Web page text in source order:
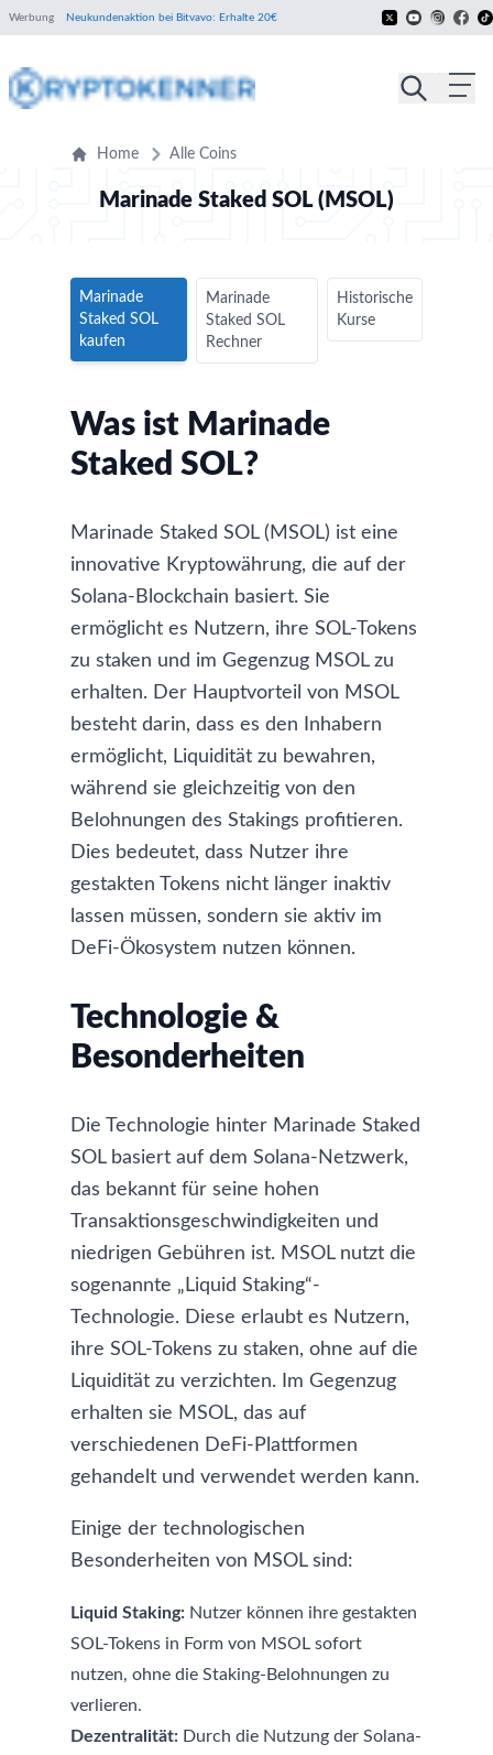
Werbung Neukundenaktion bei Bitvavo: Erhalte 20€
Home Alle Coins
Marinade Staked SOL (MSOL)
Marinade
Staked SOL
kaufen
Marinade
Staked SOL
Rechner
Historische
Kurse
Was ist Marinade
Staked SOL?
Marinade Staked SOL (MSOL) ist eine
innovative Kryptowährung, die auf der
Solana-Blockchain basiert. Sie
ermöglicht es Nutzern, ihre SOL-Tokens
zu staken und im Gegenzug MSOL zu
erhalten. Der Hauptvorteil von MSOL
besteht darin, dass es den Inhabern
ermöglicht, Liquidität zu bewahren,
während sie gleichzeitig von den
Belohnungen des Stakings profitieren.
Dies bedeutet, dass Nutzer ihre
gestakten Tokens nicht länger inaktiv
lassen müssen, sondern sie aktiv im
DeFi-Ökosystem nutzen können.
Technologie &
Besonderheiten
Die Technologie hinter Marinade Staked
SOL basiert auf dem Solana-Netzwerk,
das bekannt für seine hohen
Transaktionsgeschwindigkeiten und
niedrigen Gebühren ist. MSOL nutzt die
sogenannte „Liquid Staking“-
Technologie. Diese erlaubt es Nutzern,
ihre SOL-Tokens zu staken, ohne auf die
Liquidität zu verzichten. Im Gegenzug
erhalten sie MSOL, das auf
verschiedenen DeFi-Plattformen
gehandelt und verwendet werden kann.
Einige der technologischen
Besonderheiten von MSOL sind:
Liquid Staking: Nutzer können ihre gestakten
SOL-Tokens in Form von MSOL sofort
nutzen, ohne die Staking-Belohnungen zu
verlieren.
Dezentralität: Durch die Nutzung der Solana-